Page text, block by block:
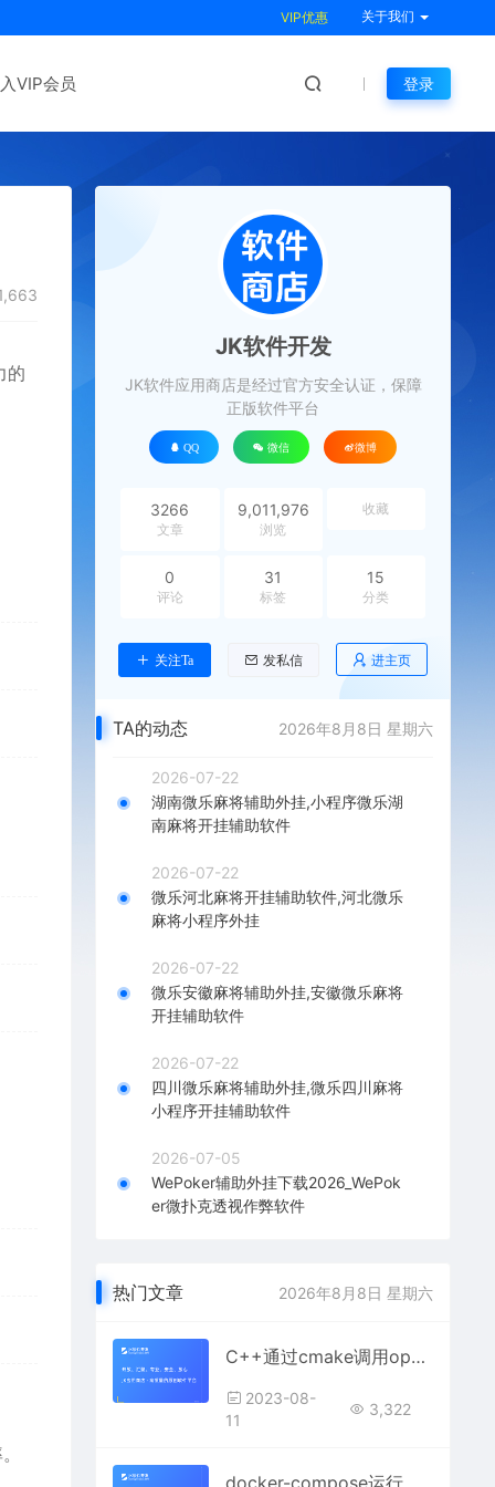
VIP优惠 关于我们
VIP会员 登录
的
JK软件开发
JK软件应用商店是经过官方安全认证，保障
正版软件平台
QQ 微信 微博
3266
文章
9,011,976
浏览
收藏
0
评论
31
标签
15
分类
关注Ta 发私信 进主页
TA的动态 2026年8月8日 星期六
2026-07-22
湖南微乐麻将辅助外挂,小程序微乐湖
南麻将开挂辅助软件
2026-07-22
微乐河北麻将开挂辅助软件,河北微乐
麻将小程序外挂
2026-07-22
微乐安徽麻将辅助外挂,安徽微乐麻将
开挂辅助软件
2026-07-22
四川微乐麻将辅助外挂,微乐四川麻将
小程序开挂辅助软件
2026-07-05
WePoker辅助外挂下载2026_WePok
er微扑克透视作弊软件
热门文章 2026年8月8日 星期六
C++通过cmake调用opencv出现undefined reference to xxx错误(win11)？
2023-08-
11
3,322
docker-compose运行不起来gitlab-ce怎么回事啊？